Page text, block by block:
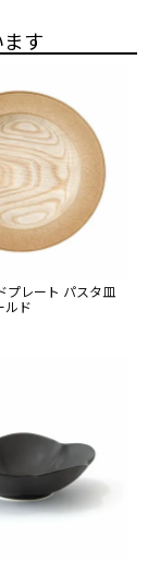
す
プレート パスタ皿
ルド